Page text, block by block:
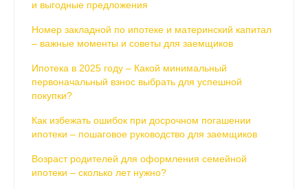
и выгодные предложения
Номер закладной по ипотеке и материнский капитал
– важные моменты и советы для заемщиков
Ипотека в 2025 году – Какой минимальный
первоначальный взнос выбрать для успешной
покупки?
Как избежать ошибок при досрочном погашении
ипотеки – пошаговое руководство для заемщиков
Возраст родителей для оформления семейной
ипотеки – сколько лет нужно?